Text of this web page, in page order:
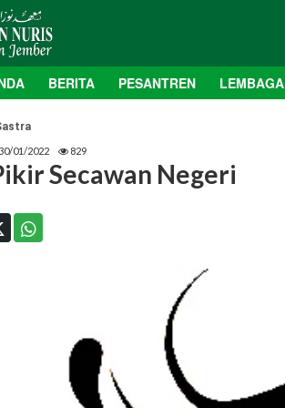
BERITA PESANTREN LEMBAGA
01/2022 829
Secawan Negeri